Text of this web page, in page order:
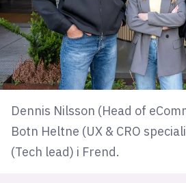
Dennis Nilsson (Head of
Botn Heltne (UX & CRO
(Tech lead) i Frend.
frontend
backend
devops
IoT
tilgjengelighet
hobby